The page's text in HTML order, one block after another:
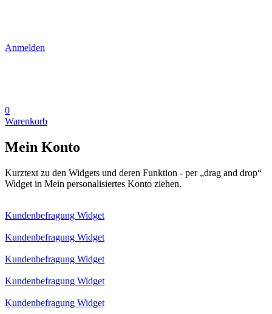
Anmelden
0
Warenkorb
Mein Konto
Kurztext zu den Widgets und deren Funktion - per „drag and drop“
Widget in Mein personalisiertes Konto ziehen.
Kundenbefragung Widget
Kundenbefragung Widget
Kundenbefragung Widget
Kundenbefragung Widget
Kundenbefragung Widget